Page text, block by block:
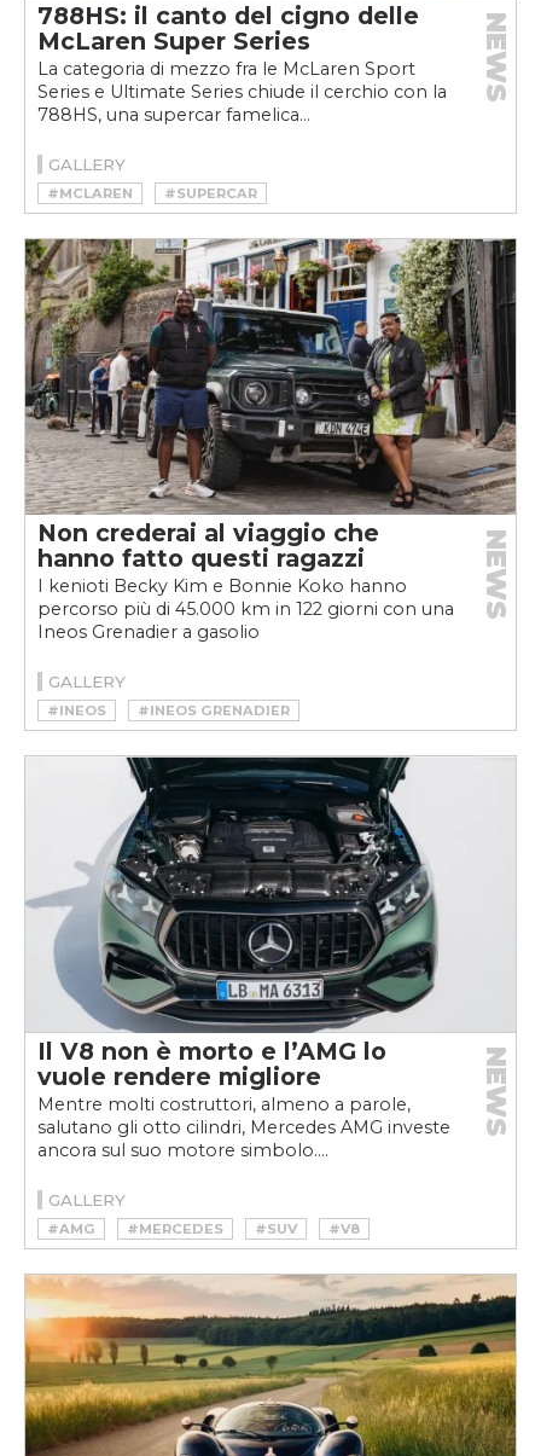
788HS: il canto del cigno delle
McLaren Super Series
La categoria di mezzo fra le McLaren Sport
Series e Ultimate Series chiude il cerchio con la
788HS, una supercar famelica...
NEWS
GALLERY
#MCLAREN #SUPERCAR
Non crederai al viaggio che
hanno fatto questi ragazzi
I kenioti Becky Kim e Bonnie Koko hanno
percorso più di 45.000 km in 122 giorni con una
Ineos Grenadier a gasolio
NEWS
GALLERY
#INEOS #INEOS GRENADIER
Il V8 non è morto e l’AMG lo
vuole rendere migliore
Mentre molti costruttori, almeno a parole,
salutano gli otto cilindri, Mercedes AMG investe
ancora sul suo motore simbolo....
NEWS
GALLERY
#AMG #MERCEDES #SUV #V8